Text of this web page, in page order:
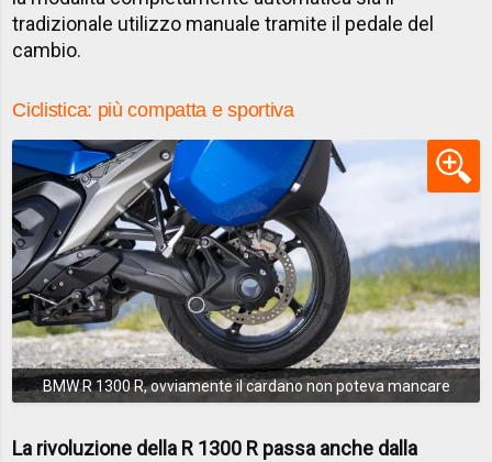
tradizionale utilizzo manuale tramite il pedale del
cambio.
Ciclistica: più compatta e sportiva
BMW R 1300 R, ovviamente il cardano non poteva mancare
La rivoluzione della R 1300 R passa anche dalla